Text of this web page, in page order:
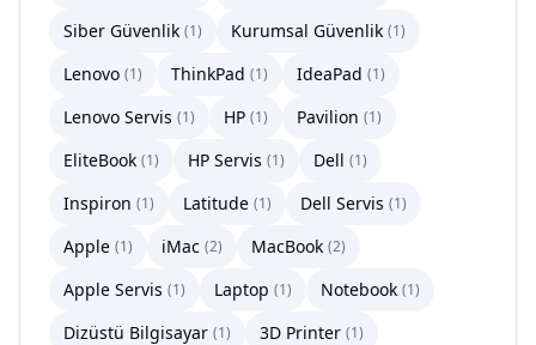
Siber Güvenlik (1) Kurumsal Güvenlik (1)
Lenovo (1) ThinkPad (1) IdeaPad (1)
Lenovo Servis (1) HP (1) Pavilion (1)
EliteBook (1) HP Servis (1) Dell (1)
Inspiron (1) Latitude (1) Dell Servis (1)
Apple (1) iMac (2) MacBook (2)
Apple Servis (1) Laptop (1) Notebook (1)
Dizüstü Bilgisayar (1) 3D Printer (1)